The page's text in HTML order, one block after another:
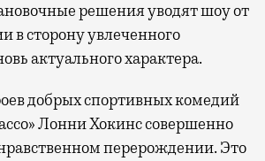
решения уводят шоу от
в сторону увлеченного
актуального характера.
добрых спортивных комедий
Лонни Хокинс совершенно
перерождении. Это